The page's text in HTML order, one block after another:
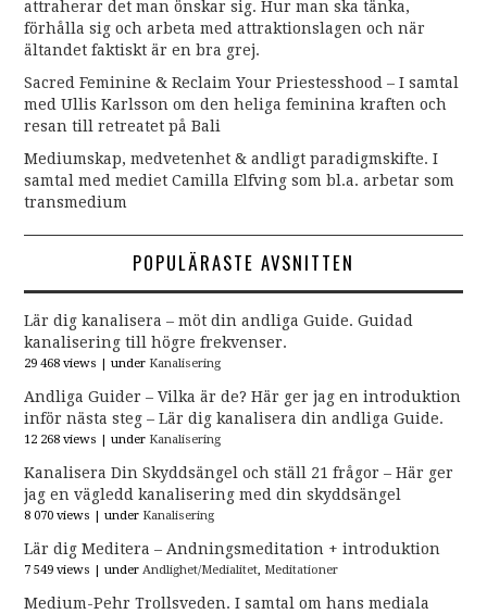
attraherar det man önskar sig. Hur man ska tänka,
förhålla sig och arbeta med attraktionslagen och när
ältandet faktiskt är en bra grej.
Sacred Feminine & Reclaim Your Priestesshood – I samtal
med Ullis Karlsson om den heliga feminina kraften och
resan till retreatet på Bali
Mediumskap, medvetenhet & andligt paradigmskifte. I
samtal med mediet Camilla Elfving som bl.a. arbetar som
transmedium
POPULÄRASTE AVSNITTEN
Lär dig kanalisera – möt din andliga Guide. Guidad
kanalisering till högre frekvenser.
29 468 views |under Kanalisering
Andliga Guider – Vilka är de? Här ger jag en introduktion
inför nästa steg – Lär dig kanalisera din andliga Guide.
12 268 views |under Kanalisering
Kanalisera Din Skyddsängel och ställ 21 frågor – Här ger
jag en vägledd kanalisering med din skyddsängel
8 070 views |under Kanalisering
Lär dig Meditera – Andningsmeditation + introduktion
7 549 views |under Andlighet/Medialitet Meditationer
Medium-Pehr Trollsveden. I samtal om hans mediala